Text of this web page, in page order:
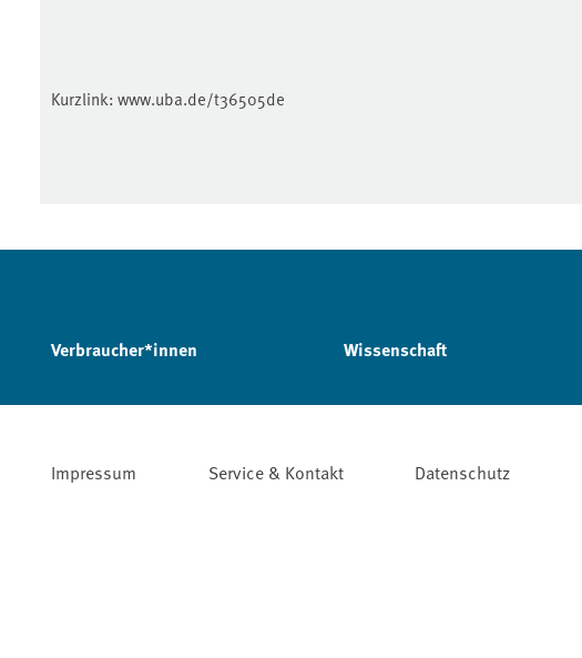
Kurzlink: www.uba.de/t36505de
Verbraucher*innen Wissenschaft
Impressum Service & Kontakt Datenschutz